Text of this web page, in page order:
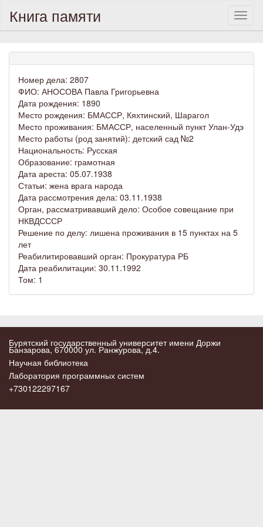
Книга памяти
Номер дела: 2807
ФИО: АНОСОВА Павла Григорьевна
Дата рождения: 1890
Место рождения: БМАССР, Кяхтинский, Шарагол
Место проживания: БМАССР, населенный пункт Улан-Удэ
Место работы (род занятий): детский сад №2
Национальность: Русская
Образование: грамотная
Дата ареста: 05.07.1938
Статьи: жена врага народа
Дата рассмотрения дела: 03.11.1938
Орган, рассматривавший дело: Особое совещание при
НКВДСССР
Решение по делу: лишена проживания в 15 пунктах на 5
лет
Реабилитировавший орган: Прокуратура РБ
Дата реабилитации: 30.11.1992
Том: 1
Бурятский государственный университет имени Доржи
Банзарова, 670000 ул. Ранжурова, д.4.
Научная библиотека
Лаборатория программных систем
+730122297167